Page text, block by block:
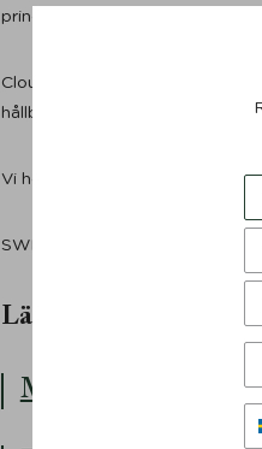
principer. Överdragen är också
Cloud7s bäddar ger alltså inte
hållbar och tidlös inredning.
Vi hoppas att du och din
SWEET DREAMS.
Läs mer:
Möt Cloud7s